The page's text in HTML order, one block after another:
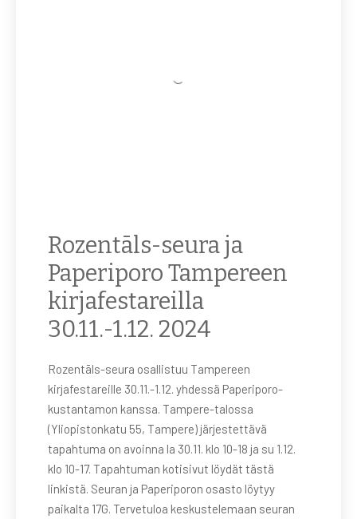
Rozentāls-seura ja
Paperiporo Tampereen
kirjafestareilla
30.11.-1.12. 2024
Rozentāls-seura osallistuu Tampereen
kirjafestareille 30.11.-1.12. yhdessä Paperiporo-
kustantamon kanssa. Tampere-talossa
(Yliopistonkatu 55, Tampere) järjestettävä
tapahtuma on avoinna la 30.11. klo 10-18 ja su 1.12.
klo 10-17. Tapahtuman kotisivut löydät tästä
linkistä. Seuran ja Paperiporon osasto löytyy
paikalta 17G. Tervetuloa keskustelemaan seuran